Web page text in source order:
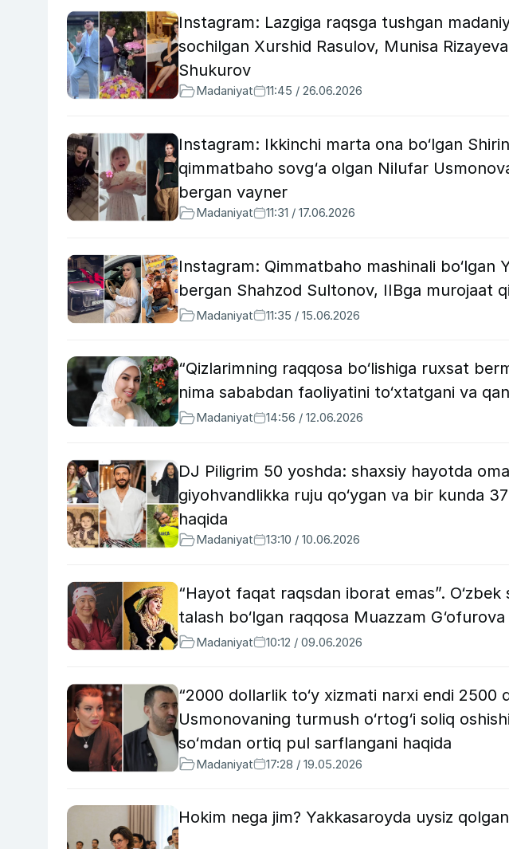
Instagram: Lazgiga raqsga tushgan
sochilgan Xurshid Rasulov, Munisa
Shukurov
Madaniyat 11:45 / 26.06.2026
Instagram: Ikkinchi marta ona bo‘lgan
qimmatbaho sovg‘a olgan Nilufar
bergan vayner
Madaniyat 11:31 / 17.06.2026
Instagram: Qimmatbaho mashinali bo‘lgan
bergan Shahzod Sultonov, IIBga murojaat
Madaniyat 11:35 / 15.06.2026
“Qizlarimning raqqosa bo‘lishiga ruxsat
nima sababdan faoliyatini to‘xtatgani va
Madaniyat 14:56 / 12.06.2026
DJ Piligrim 50 yoshda: shaxsiy hayotda
giyohvandlikka ruju qo‘ygan va bir kunda
haqida
Madaniyat 13:10 / 10.06.2026
“Hayot faqat raqsdan iborat emas”. O‘zbek
talash bo‘lgan raqqosa Muazzam
Madaniyat 10:12 / 09.06.2026
“2000 dollarlik to‘y xizmati narxi endi 2500
Usmonovaning turmush o‘rtog‘i soliq
so‘mdan ortiq pul sarflangani haqida
Madaniyat 17:28 / 19.05.2026
Hokim nega jim? Yakkasaroyda uysiz